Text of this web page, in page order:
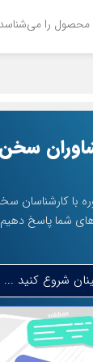
محصول را
با کارشناسان
های شما پاسخ
شروع کنید ...